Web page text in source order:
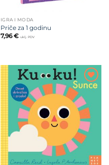
IGRA I MODA
Priče za 1 godinu
7,96€ uklj. PDV
Dodajte
na listu
želja